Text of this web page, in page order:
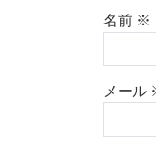
名前 ※
メール